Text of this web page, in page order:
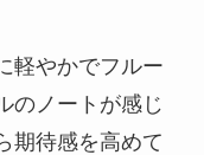
軽やかでフルー
のノートが感じ
期待感を高めて